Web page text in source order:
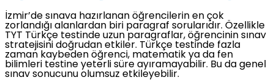
İzmir’de sınava hazırlanan öğrencilerin en çok
zorlandığı alanlardan biri paragraf sorularıdır. Özellikle
TYT Türkçe testinde uzun paragraflar, öğrencinin sınav
stratejisini doğrudan etkiler. Türkçe testinde fazla
zaman kaybeden öğrenci, matematik ya da fen
bilimleri testine yeterli süre ayıramayabilir. Bu da genel
sınav sonucunu olumsuz etkileyebilir.